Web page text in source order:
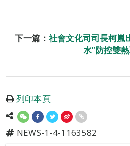
下一篇： 社會文化司司長柯嵐
水”防控雙
列印本頁
NEWS-1-4-1163582